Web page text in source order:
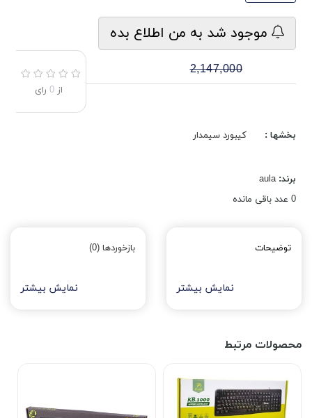
موجود شد به من اطلاع بده
2,147,000
از 0 رای
بخشها : کیبورد سیمدار
برند:aula
0 عدد باقی مانده
توضیحات
نمایش بیشتر
بازخوردها (0)
نمایش بیشتر
محصولات مرتبط